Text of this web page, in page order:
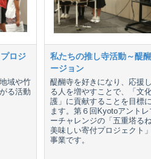
ロジ
域や竹
る活動
私たちの推し寺活動～醍
ージョン
醍醐寺を好きになり、応援
る人を増やすことで、「文
護」に貢献することを目標
ます。第６回Kyotoアント
ーチャレンジの「五重塔る
美味しい寄付プロジェクト
事業です。